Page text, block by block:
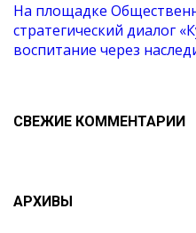
На площадке
стратегический диалог
воспитание через
СВЕЖИЕ КОММЕНТАРИИ
АРХИВЫ